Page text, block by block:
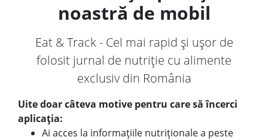
noastră de mobil
Eat & Track - Cel mai rapid și ușor de
folosit jurnal de nutriție cu alimente
exclusiv din România
Uite doar câteva motive pentru care să încerci
aplicația:
Ai acces la informațiile nutriționale a peste